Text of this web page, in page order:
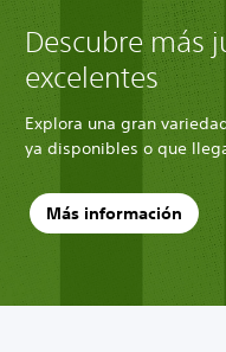
Descubre más
excelentes
Explora una gran
ya disponibles o que
Más información